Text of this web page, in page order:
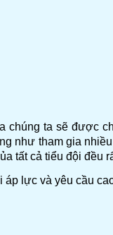
chúng ta sẽ được
như tham gia
tất cả tiểu đội đều
lực và yêu cầu